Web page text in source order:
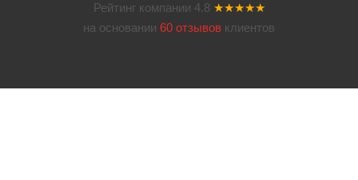
Рейтинг компании 4.8 ★★★★★
на основании 60 отзывов клиентов